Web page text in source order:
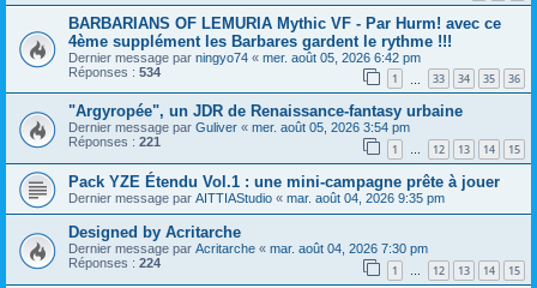
BARBARIANS OF LEMURIA Mythic VF - Par Hurm! avec ce
4ème supplément les Barbares gardent le rythme !!!
Dernier message par ningyo74 « mer. août 05, 2026 6:42 pm
Réponses : 534 1 33 34 35 36
"Argyropée", un JDR de Renaissance-fantasy urbaine
Dernier message par Guliver « mer. août 05, 2026 3:54 pm
Réponses : 221 1 … 12 13 14 15
Pack YZE Étendu Vol.1 : une mini-campagne prête à jouer
Dernier message par AITTIAStudio « mar. août 04, 2026 9:35 pm
Designed by Acritarche
Dernier message par Acritarche « mar. août 04, 2026 7:30 pm
Réponses : 224 1 … 12 13 14 15